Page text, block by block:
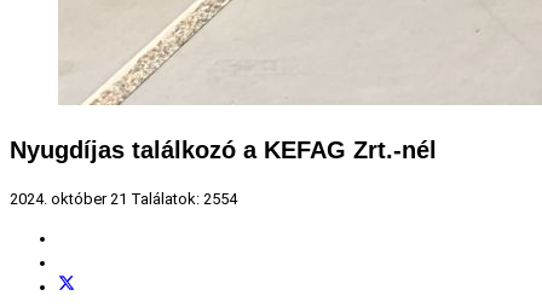
Nyugdíjas találkozó a KEFAG Zrt.-nél
2024. október 21 Találatok: 2554